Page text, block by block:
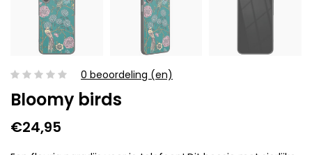
0 beoordeling (en)
Bloomy birds
€24,95